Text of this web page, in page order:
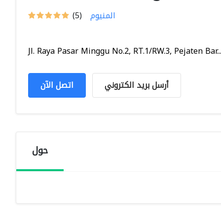
(5) المنيوم
Jl. Raya Pasar Minggu No.2, RT.1/RW.3, Pejaten Bar...
اتصل الآن أرسل بريد الكتروني
حول